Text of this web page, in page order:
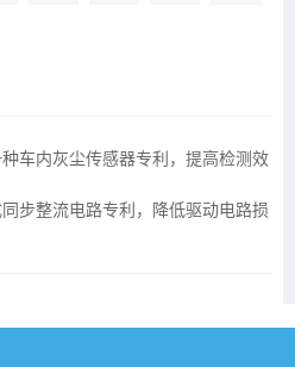
车内灰尘传感器专利，提高检测效
步整流电路专利，降低驱动电路损